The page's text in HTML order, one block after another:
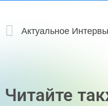
Актуальное
Читайте